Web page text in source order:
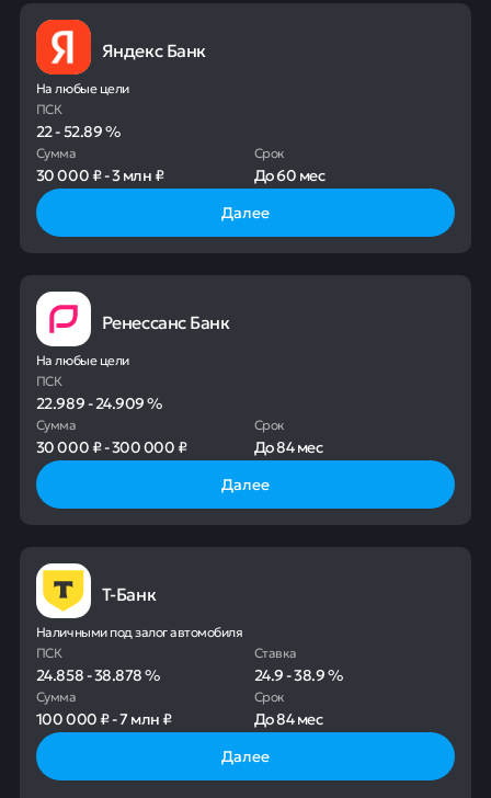
Яндекс Банк
На любые цели
ПСК
22-52.89%
Сумма
30 000 ₽-3 млн ₽
Срок
До60 мес
Далее
Ренессанс Банк
На любые цели
ПСК
22.989-24.909%
Сумма
30 000 ₽-300 000 ₽
Срок
До84 мес
Далее
Т-Банк
Наличными под залог автомобиля
ПСК
24.858-38.878%
Ставка
24.9-38.9%
Сумма
100 000 ₽-7 млн ₽
Срок
До84 мес
Далее